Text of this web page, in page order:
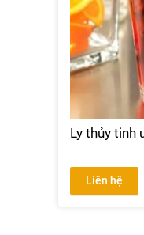
Ly thủy tinh
Liên hệ